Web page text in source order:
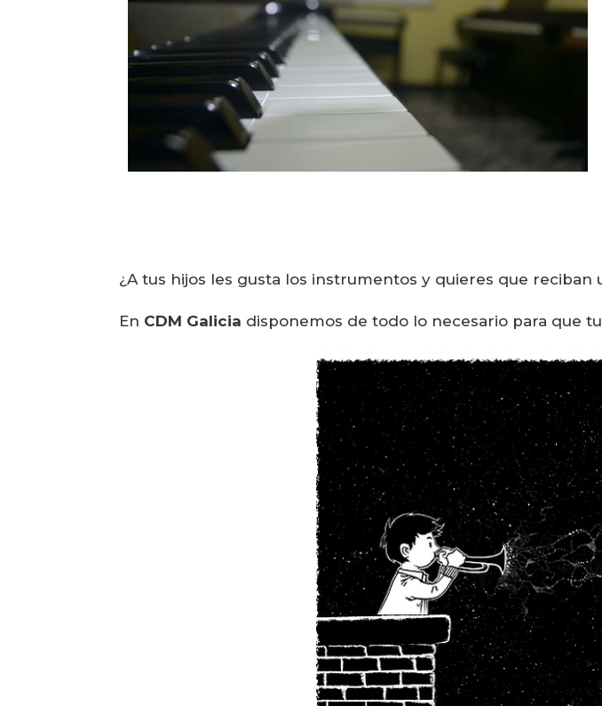
¿A tus hijos les gusta los instrumentos y quieres que
En CDM Galicia disponemos de todo lo necesario para que